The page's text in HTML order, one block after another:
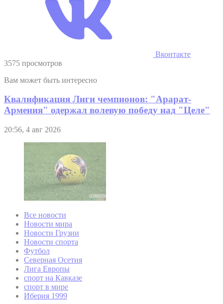
Вконтакте
3575 просмотров
Вам может быть интересно
Квалификация Лиги чемпионов: "Арарат-
Армения" одержал волевую победу над "Целе"
20:56, 4 авг 2026
Все новости
Новости мира
Новости Грузии
Новости спорта
Футбол
Северная Осетия
Лига Европы
спорт на Кавказе
спорт в мире
Иберия 1999